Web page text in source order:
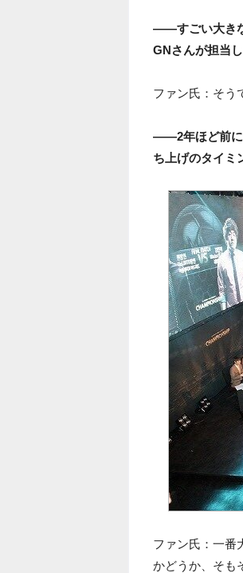
――すごい大き
GNさんが担当し
ファン氏：そう
――2年ほど前に
ち上げのタイミ
ファン氏：一番
かどうか、そも